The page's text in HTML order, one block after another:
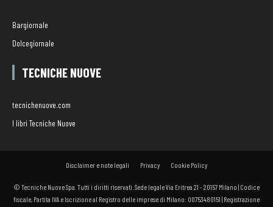
Bargiornale
Dolcegiornale
TECNICHE NUOVE
tecnichenuove.com
I libri Tecniche Nuove
Disclaimer e note legali Privacy Cookie Policy
© Tecniche Nuove Spa. Tutti i diritti riservati. Sede legale Via Eritrea 21 - 20157 Milano | Codice
fiscale, Partita IVA e Iscrizione al Registro delle imprese di Milano: 00753480151 | Registrazione